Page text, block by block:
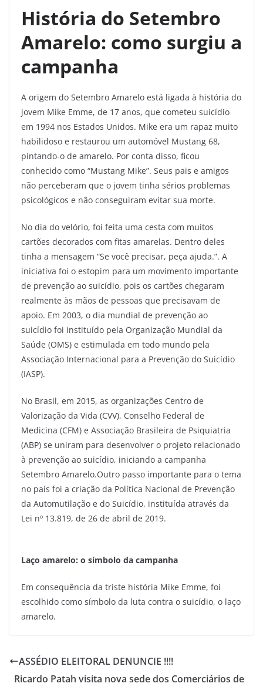
História do Setembro
Amarelo: como surgiu a
campanha
A origem do Setembro Amarelo está ligada à história do
jovem Mike Emme, de 17 anos, que cometeu suicídio
em 1994 nos Estados Unidos. Mike era um rapaz muito
habilidoso e restaurou um automóvel Mustang 68,
pintando-o de amarelo. Por conta disso, ficou
conhecido como “Mustang Mike”. Seus pais e amigos
não perceberam que o jovem tinha sérios problemas
psicológicos e não conseguiram evitar sua morte.
No dia do velório, foi feita uma cesta com muitos
cartões decorados com fitas amarelas. Dentro deles
tinha a mensagem “Se você precisar, peça ajuda.”. A
iniciativa foi o estopim para um movimento importante
de prevenção ao suicídio, pois os cartões chegaram
realmente às mãos de pessoas que precisavam de
apoio. Em 2003, o dia mundial de prevenção ao
suicídio foi instituído pela Organização Mundial da
Saúde (OMS) e estimulada em todo mundo pela
Associação Internacional para a Prevenção do Suicídio
(IASP).
No Brasil, em 2015, as organizações Centro de
Valorização da Vida (CVV), Conselho Federal de
Medicina (CFM) e Associação Brasileira de Psiquiatria
(ABP) se uniram para desenvolver o projeto relacionado
à prevenção ao suicídio, iniciando a campanha
Setembro Amarelo.Outro passo importante para o tema
no país foi a criação da Política Nacional de Prevenção
da Automutilação e do Suicídio, instituída através da
Lei nº 13.819, de 26 de abril de 2019.
Laço amarelo: o símbolo da campanha
Em consequência da triste história Mike Emme, foi
escolhido como símbolo da luta contra o suicídio, o laço
amarelo.
ASSÉDIO ELEITORAL DENUNCIE !!!!
Ricardo Patah visita nova sede dos Comerciários de